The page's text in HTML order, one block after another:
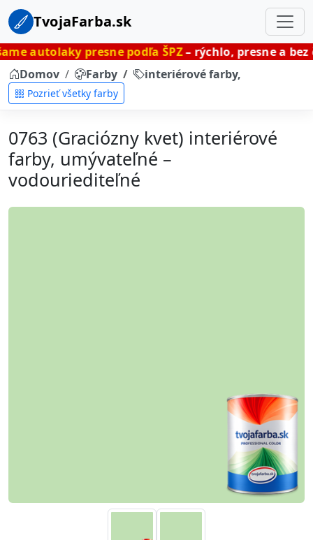
TvojaFarba.sk
presne podľa ŠPZ– rýchlo, presne a bez čakania.
Domov
Farby interiérové farby,
Pozrieť všetky farby
0763 (Graciózny kvet) interiérové
farby, umývateľné –
vodouriediteľné